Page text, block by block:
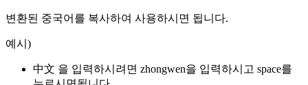
변환된 중국어를 복사하여 사용하시면 됩니다.
예시)
中文 을 입력하시려면 zhongwen을 입력하시고 space를